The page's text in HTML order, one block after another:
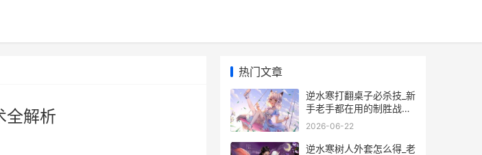
全解析
热门文章
逆水寒打翻桌子必杀技_新
手老手都在用的制胜战术
全解析
2026-06-22
逆水寒树人外套怎么得_老